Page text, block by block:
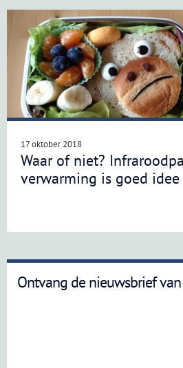
17 oktober 2018
Waar of niet?
verwarming is goed idee
Ontvang de nieuwsbrief